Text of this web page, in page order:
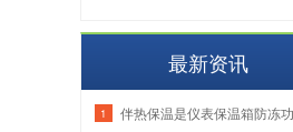
最新资讯
1